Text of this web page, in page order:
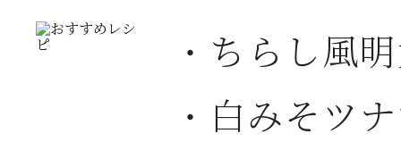
・ちらし風
・白みそツ